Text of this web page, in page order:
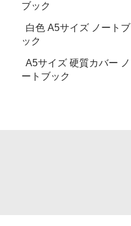
ブック
白色 A5サイズ ノートブ
ック
A5サイズ 硬質カバー ノ
ートブック